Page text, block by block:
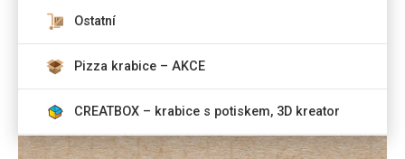
Ostatní
Pizza krabice – AKCE
CREATBOX – krabice s potiskem, 3D kreator